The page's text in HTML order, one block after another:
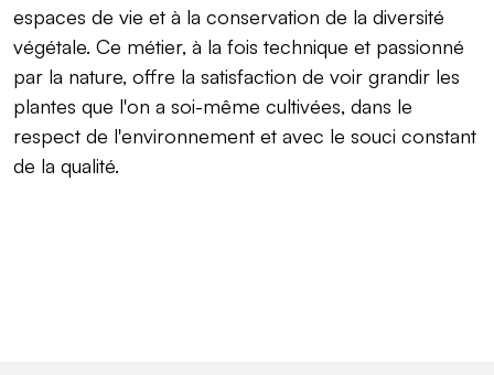
espaces de vie et à la conservation de la diversité
végétale. Ce métier, à la fois technique et passionné
par la nature, offre la satisfaction de voir grandir les
plantes que l'on a soi-même cultivées, dans le
respect de l'environnement et avec le souci constant
de la qualité.